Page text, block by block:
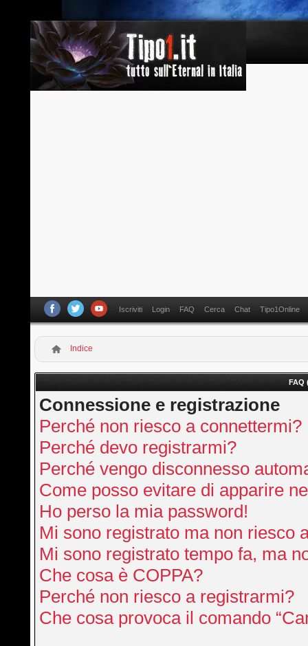
Iscriviti Login FAQ Cerca Chat Tipo1Online
Indice
FAQ
Connessione e registrazione
Perché non riesco a connettermi?
Perché devo registrarmi?
Perché vengo disconnesso
Come posso evitare di apparire
Ho perso la mia password!
Mi sono registrato ma non riesco
Mi sono registrato tempo fa, ma
Che cosa è COPPA?
Perché non riesco a registrarmi?
Che cosa provoca il comando